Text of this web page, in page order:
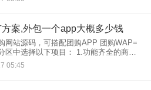
案,外包一个app大概多少钱
站源码，可搭配团购APP 团购WAP=
择以下项目： 1.功能齐全的商城
较新版本，具有前端操作和后端系统。
的电商网站APP，包括
05:45